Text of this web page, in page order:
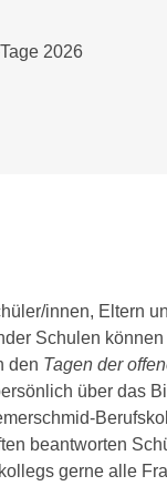
Tage 2026
innen, Eltern
Schulen
den Tagen der
über das
beantworten
gerne alle